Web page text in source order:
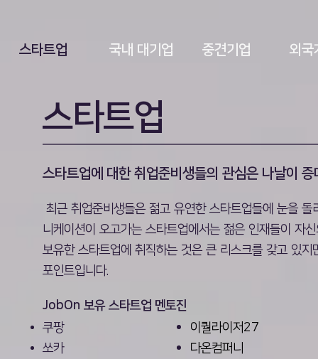
​스타트업 ​국내 대기업 중견기업 외국
스타트업
스타트업에 대한 취업준비생들의 관심은 나날이
최근 취업준비생들은 젊고 유연한 스타트업들에 눈을
니케이션이 오고가는 스타트업에서는 젊은 인재들이 자
보유한 스타트업에 취직하는 것은 큰 리스크를 갖고 있
포인트입니다.
JobOn 보유 스타트업 멘토진
쿠팡
쏘카
이퀄라이저27
다온컴퍼니